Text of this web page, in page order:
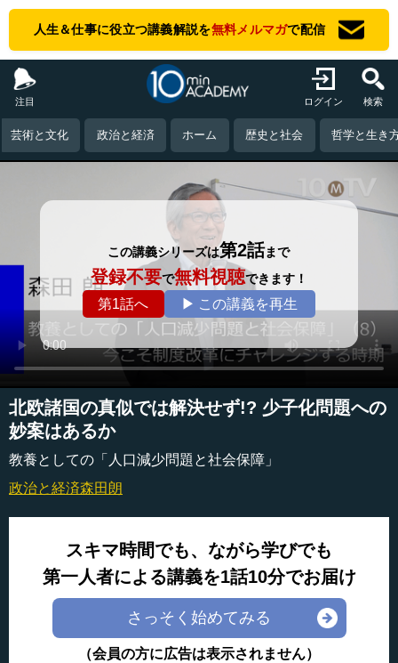
人生＆仕事に役立つ講義解説を無料メルマガで配信
注目 ログイン 検索
芸術と文化 政治と経済 ホーム 歴史と社会 哲学と生き
この講義シリーズは第2話まで
登録不要で無料視聴できます！
第1話へ ▶ この講義を再生
北欧諸国の真似では解決せず!? 少子化問題への
妙案はあるか
教養としての「人口減少問題と社会保障」
政治と経済森田朗
スキマ時間でも、ながら学びでも
第一人者による講義を1話10分でお届け
さっそく始めてみる
（会員の方に広告は表示されません）